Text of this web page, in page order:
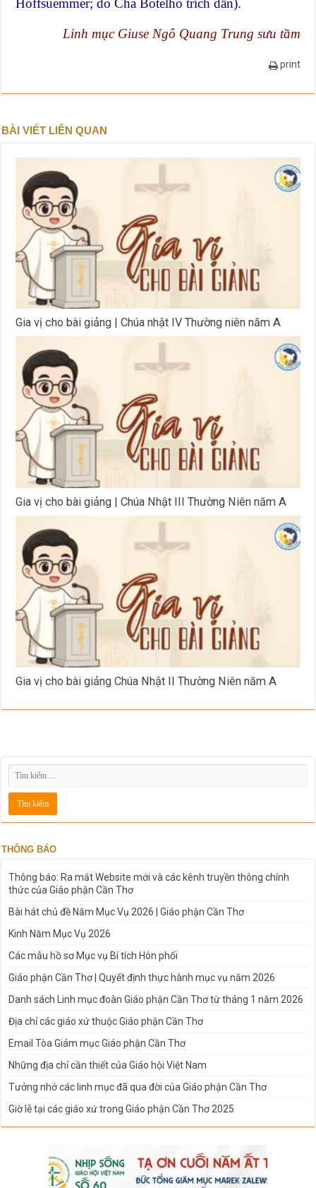
Linh mục Giuse Ngô Quang Trung sưu tầm
print
BÀI VIẾT LIÊN QUAN
Gia vị cho bài giảng | Chúa nhật IV Thường niên năm A
Gia vị cho bài giảng | Chúa Nhật III Thường Niên năm A
Gia vị cho bài giảng Chúa Nhật II Thường Niên năm A
THÔNG BÁO
Thông báo: Ra mắt Website mới và các kênh truyền thông chính
thức của Giáo phận Cần Thơ
Bài hát chủ đề Năm Mục Vụ 2026 | Giáo phận Cần Thơ
Kinh Năm Mục Vụ 2026
Các mẫu hồ sơ Mục vụ Bí tích Hôn phối
Giáo phận Cần Thơ | Quyết định thực hành mục vụ năm 2026
Danh sách Linh mục đoàn Giáo phận Cần Thơ từ tháng 1 năm 2026
Địa chỉ các giáo xứ thuộc Giáo phận Cần Thơ
Email Tòa Giám mục Giáo phận Cần Thơ
Những địa chỉ cần thiết của Giáo hội Việt Nam
Tưởng nhớ các linh mục đã qua đời của Giáo phận Cần Thơ
Giờ lễ tại các giáo xứ trong Giáo phận Cần Thơ 2025